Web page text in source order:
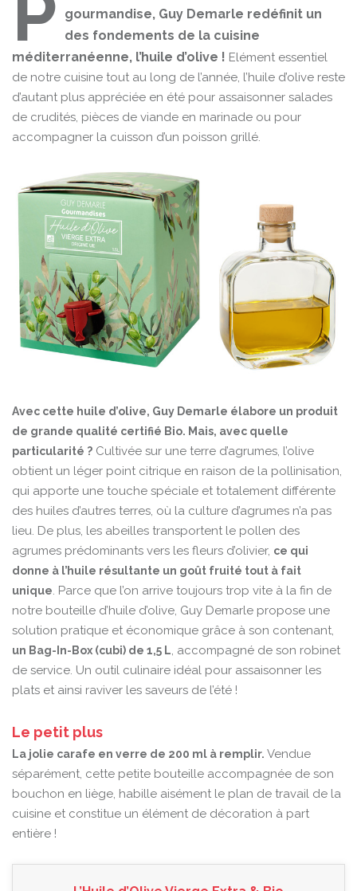
gourmandise, Guy Demarle redéfinit un
des fondements de la cuisine
méditerranéenne, l’huile d’olive ! Elément essentiel
de notre cuisine tout au long de l’année, l’huile d’olive reste
d’autant plus appréciée en été pour assaisonner salades
de crudités, pièces de viande en marinade ou pour
accompagner la cuisson d’un poisson grillé.
Avec cette huile d’olive, Guy Demarle élabore un produit
de grande qualité certifié Bio. Mais, avec quelle
particularité ? Cultivée sur une terre d’agrumes, l’olive
obtient un léger point citrique en raison de la pollinisation,
qui apporte une touche spéciale et totalement différente
des huiles d’autres terres, où la culture d’agrumes n’a pas
lieu. De plus, les abeilles transportent le pollen des
agrumes prédominants vers les fleurs d’olivier, ce qui
donne à l’huile résultante un goût fruité tout à fait
unique. Parce que l’on arrive toujours trop vite à la fin de
notre bouteille d’huile d’olive, Guy Demarle propose une
solution pratique et économique grâce à son contenant,
un Bag-In-Box (cubi) de 1,5 L, accompagné de son robinet
de service. Un outil culinaire idéal pour assaisonner les
plats et ainsi raviver les saveurs de l’été !
Le petit plus
La jolie carafe en verre de 200 ml à remplir. Vendue
séparément, cette petite bouteille accompagnée de son
bouchon en liège, habille aisément le plan de travail de la
cuisine et constitue un élément de décoration à part
entière !